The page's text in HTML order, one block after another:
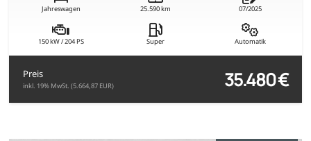
Jahreswagen 25.590 km 07/2025
150 kW / 204 PS Super Automatik
Preis
inkl. 19% MwSt. (5.664,87 EUR) 35.480 €